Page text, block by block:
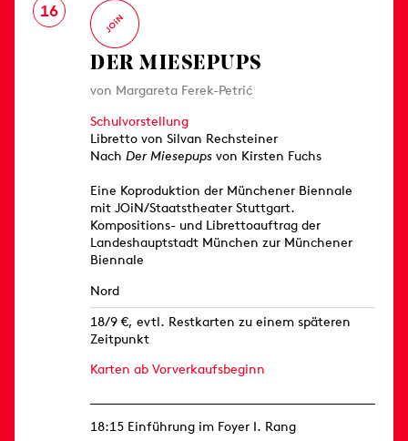
16
DER MIESEPUPS
von Margareta Ferek-Petrić
Schulvorstellung
Libretto von Silvan Rechsteiner
NachDer Miesepups von Kirsten Fuchs
Eine Koproduktion der Münchener Biennale
mit JOiN/Staatstheater Stuttgart.
Kompositions- und Librettoauftrag der
Landeshauptstadt München zur Münchener
Biennale
Nord
18/9 €, evtl. Restkarten zu einem späteren
Zeitpunkt
Karten ab Vorverkaufsbeginn
18:15 Einführung im Foyer I. Rang